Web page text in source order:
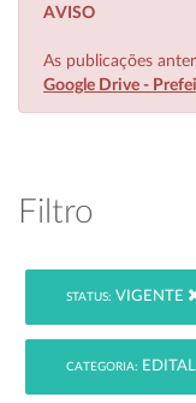
AVISO
As publicações
Google Drive -
Filtro
STATUS: VIGENTE
CATEGORIA: EDITAL